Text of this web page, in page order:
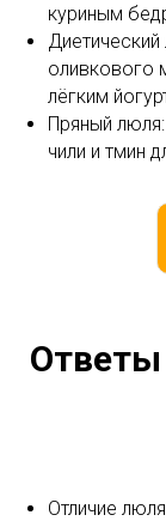
куриным
Диетический
оливкового
лёгким
Пряный
чили и тмин
Отличие